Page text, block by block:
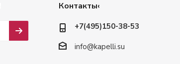
Контакты‹
+7(495)150-38-53
info@kapelli.su